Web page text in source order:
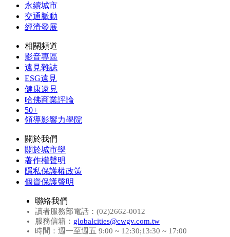
永續城市
交通脈動
經濟發展
相關頻道
影音專區
遠見雜誌
ESG遠見
健康遠見
哈佛商業評論
50+
領導影響力學院
關於我們
關於城市學
著作權聲明
隱私保護權政策
個資保護聲明
聯絡我們
讀者服務部電話：(02)2662-0012
服務信箱： globalcities@cwgv.com.tw
時間：週一至週五 9:00 ~ 12:30;13:30 ~ 17:00